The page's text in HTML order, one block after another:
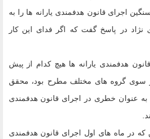
اجرای قانون هدفمندی یارانه ها را به
در پاسخ گفت که اگر فدای این کار
هدفمندی یارانه ها هیچ کدام از پیش
سوی گروه های مختلف مطرح بود، محقق
عنوان خطری در اجرای قانون هدفمندی
در ماه های اول اجرای قانون هدفمندی